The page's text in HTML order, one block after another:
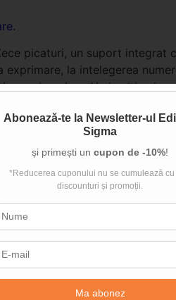
picaturi, un suport
la intelegerea
de volum. Nu in ultimul
referitoare la
folosirea
Abonează-te la Newsletter-ul
Sigma
și primești un cupon de -10%!
*Reducerea cuponului nu se cumulează cu
discounturi și promoții.
Ma abonez